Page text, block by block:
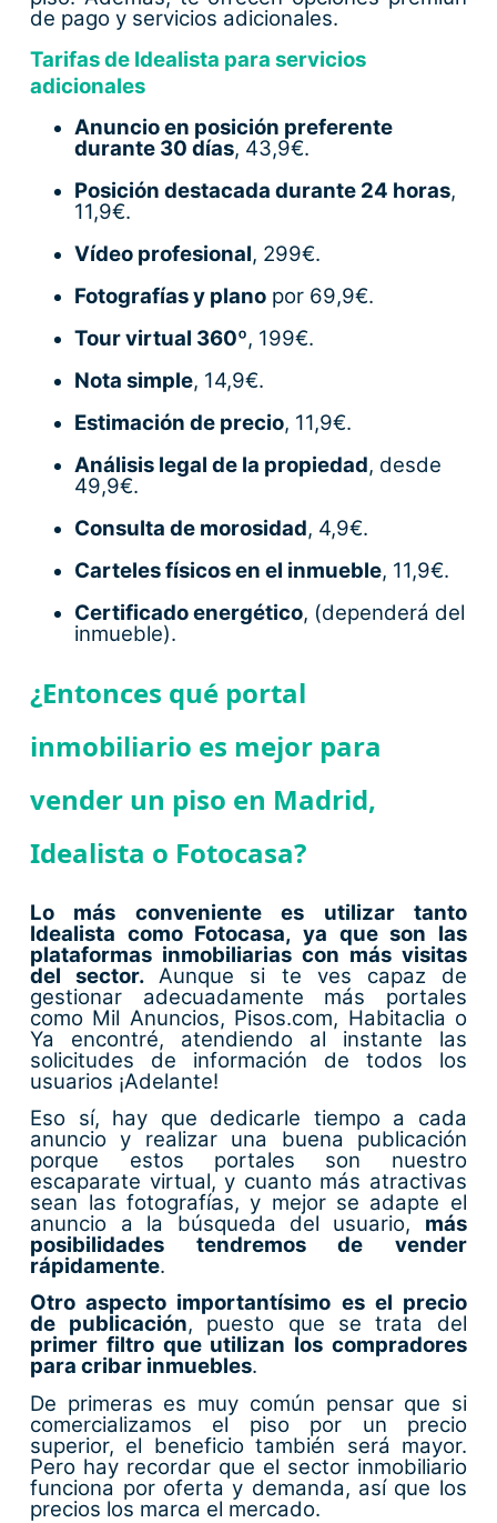
de pago y servicios adicionales.
Tarifas de Idealista para servicios
adicionales
Anuncio en posición preferente
durante 30 días, 43,9€.
Posición destacada durante 24 horas,
11,9€.
Vídeo profesional, 299€.
Fotografías y plano por 69,9€.
Tour virtual 360º, 199€.
Nota simple, 14,9€.
Estimación de precio, 11,9€.
Análisis legal de la propiedad, desde
49,9€.
Consulta de morosidad, 4,9€.
Carteles físicos en el inmueble, 11,9€.
Certificado energético, (dependerá del
inmueble).
¿Entonces qué portal
inmobiliario es mejor para
vender un piso en Madrid,
Idealista o Fotocasa?
Lo más conveniente es utilizar tanto
Idealista como Fotocasa, ya que son las
plataformas inmobiliarias con más visitas
del sector.Aunque si te ves capaz de
gestionar adecuadamente más portales
como Mil Anuncios, Pisos.com, Habitaclia o
Ya encontré, atendiendo al instante las
solicitudes de información de todos los
usuarios ¡Adelante!
Eso sí, hay que dedicarle tiempo a cada
anuncio y realizar una buena publicación
porque estos portales son nuestro
escaparate virtual, y cuanto más atractivas
sean las fotografías, y mejor se adapte el
anuncio a la búsqueda del usuario, más
posibilidades tendremos de vender
rápidamente.
Otro aspecto importantísimo es el precio
de publicación, puesto que se trata del
primer filtro que utilizan los compradores
para cribar inmuebles.
De primeras es muy común pensar que si
comercializamos el piso por un precio
superior, el beneficio también será mayor.
Pero hay recordar que el sector inmobiliario
funciona por oferta y demanda, así que los
precios los marca el mercado.